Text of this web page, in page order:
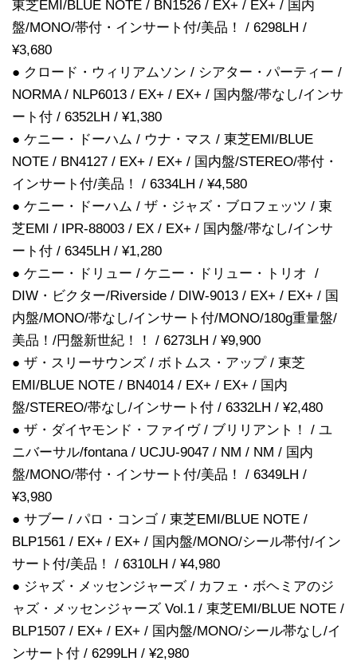
東芝EMI/BLUE NOTE / BN1526 / EX+ / EX+ / 国内
盤/MONO/帯付・インサート付/美品！ / 6298LH /
¥3,680
● クロード・ウィリアムソン / シアター・パーティー /
NORMA / NLP6013 / EX+ / EX+ / 国内盤/帯なし/インサ
ート付 / 6352LH / ¥1,380
● ケニー・ドーハム / ウナ・マス / 東芝EMI/BLUE
NOTE / BN4127 / EX+ / EX+ / 国内盤/STEREO/帯付・
インサート付/美品！ / 6334LH / ¥4,580
● ケニー・ドーハム / ザ・ジャズ・ブロフェッツ / 東
芝EMI / IPR-88003 / EX / EX+ / 国内盤/帯なし/インサ
ート付 / 6345LH / ¥1,280
● ケニー・ドリュー / ケニー・ドリュー・トリオ /
DIW・ビクター/Riverside / DIW-9013 / EX+ / EX+ / 国
内盤/MONO/帯なし/インサート付/MONO/180g重量盤/
美品！/円盤新世紀！！ / 6273LH / ¥9,900
● ザ・スリーサウンズ / ボトムス・アップ / 東芝
EMI/BLUE NOTE / BN4014 / EX+ / EX+ / 国内
盤/STEREO/帯なし/インサート付 / 6332LH / ¥2,480
● ザ・ダイヤモンド・ファイヴ / ブリリアント！ / ユ
ニバーサル/fontana / UCJU-9047 / NM / NM / 国内
盤/MONO/帯付・インサート付/美品！ / 6349LH /
¥3,980
● サブー / パロ・コンゴ / 東芝EMI/BLUE NOTE /
BLP1561 / EX+ / EX+ / 国内盤/MONO/シール帯付/イン
サート付/美品！ / 6310LH / ¥4,980
● ジャズ・メッセンジャーズ / カフェ・ボヘミアのジ
ャズ・メッセンジャーズ Vol.1 / 東芝EMI/BLUE NOTE /
BLP1507 / EX+ / EX+ / 国内盤/MONO/シール帯なし/イ
ンサート付 / 6299LH / ¥2,980